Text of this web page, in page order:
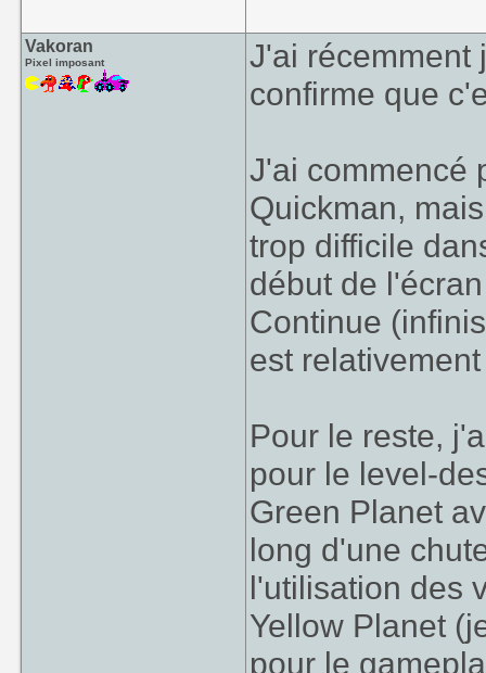
Vakoran
Pixel imposant
J'ai récemment
confirme que
J'ai commencé
Quickman,
trop difficile
début de
Continue
est
Pour le reste,
pour le level-
Green Planet
long d'une
l'utilisation des
Yellow Planet
pour le